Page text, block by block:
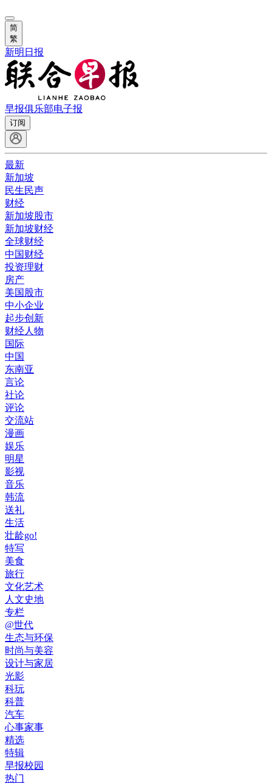
简
繁
新明日报
早报俱乐部电子报
订阅
最新
新加坡
民生民声
财经
新加坡股市
新加坡财经
全球财经
中国财经
投资理财
房产
美国股市
中小企业
起步创新
财经人物
国际
中国
东南亚
言论
社论
评论
交流站
漫画
娱乐
明星
影视
音乐
韩流
送礼
生活
壮龄go!
特写
美食
旅行
文化艺术
人文史地
专栏
@世代
生态与环保
时尚与美容
设计与家居
光影
科玩
科普
汽车
心事家事
精选
特辑
早报校园
热门